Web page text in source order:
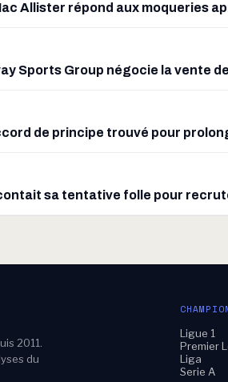
Allister répond aux moqueries
Sports Group négocie la vente
de principe trouvé pour
sa tentative folle pour
2011.
du
Ligue 1
Premier
Liga
Serie A